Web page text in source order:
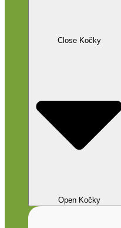
Close Kočky
Open Kočky